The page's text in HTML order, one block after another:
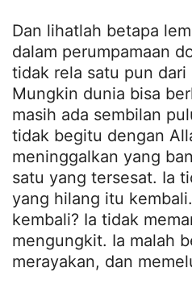
Dan lihatlah betapa
dalam perumpamaan
tidak rela satu pun
Mungkin dunia bisa
masih ada sembilan
tidak begitu dengan
meninggalkan yang
satu yang tersesat. Ia
yang hilang itu
kembali? Ia tidak
mengungkit. Ia malah
merayakan, dan